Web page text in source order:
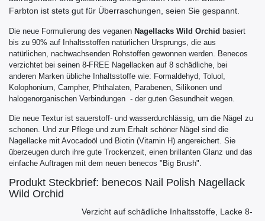
Farbton ist stets gut für Überraschungen, seien Sie gespannt.
Die neue Formulierung des veganen Nagellacks Wild Orchid basiert
bis zu 90% auf Inhaltsstoffen natürlichen Ursprungs, die aus
natürlichen, nachwachsenden Rohstoffen gewonnen werden. Benecos
verzichtet bei seinen 8-FREE Nagellacken auf 8 schädliche, bei
anderen Marken übliche Inhaltsstoffe wie: Formaldehyd, Toluol,
Kolophonium, Campher, Phthalaten, Parabenen, Silikonen und
halogenorganischen Verbindungen - der guten Gesundheit wegen.
Die neue Textur ist sauerstoff- und wasserdurchlässig, um die Nägel zu
schonen. Und zur Pflege und zum Erhalt schöner Nägel sind die
Nagellacke mit Avocadoöl und Biotin (Vitamin H) angereichert. Sie
überzeugen durch ihre gute Trockenzeit, einen brillanten Glanz und das
einfache Auftragen mit dem neuen benecos "Big Brush".
Produkt Steckbrief: benecos Nail Polish Nagellack
Wild Orchid
Verzicht auf schädliche Inhaltsstoffe, Lacke 8-